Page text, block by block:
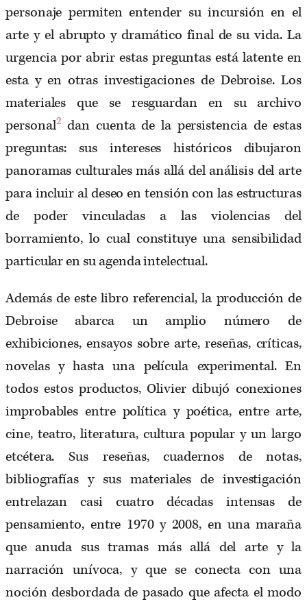
personaje permiten entender su incursión en el
arte y el abrupto y dramático final de su vida. La
urgencia por abrir estas preguntas está latente en
esta y en otras investigaciones de Debroise. Los
materiales que se resguardan en su archivo
personal2 dan cuenta de la persistencia de estas
preguntas: sus intereses históricos dibujaron
panoramas culturales más allá del análisis del arte
para incluir al deseo en tensión con las estructuras
de poder vinculadas a las violencias del
borramiento, lo cual constituye una sensibilidad
particular en su agenda intelectual.
Además de este libro referencial, la producción de
Debroise abarca un amplio número de
exhibiciones, ensayos sobre arte, reseñas, críticas,
novelas y hasta una película experimental. En
todos estos productos, Olivier dibujó conexiones
improbables entre política y poética, entre arte,
cine, teatro, literatura, cultura popular y un largo
etcétera. Sus reseñas, cuadernos de notas,
bibliografías y sus materiales de investigación
entrelazan casi cuatro décadas intensas de
pensamiento, entre 1970 y 2008, en una maraña
que anuda sus tramas más allá del arte y la
narración unívoca, y que se conecta con una
noción desbordada de pasado que afecta el modo